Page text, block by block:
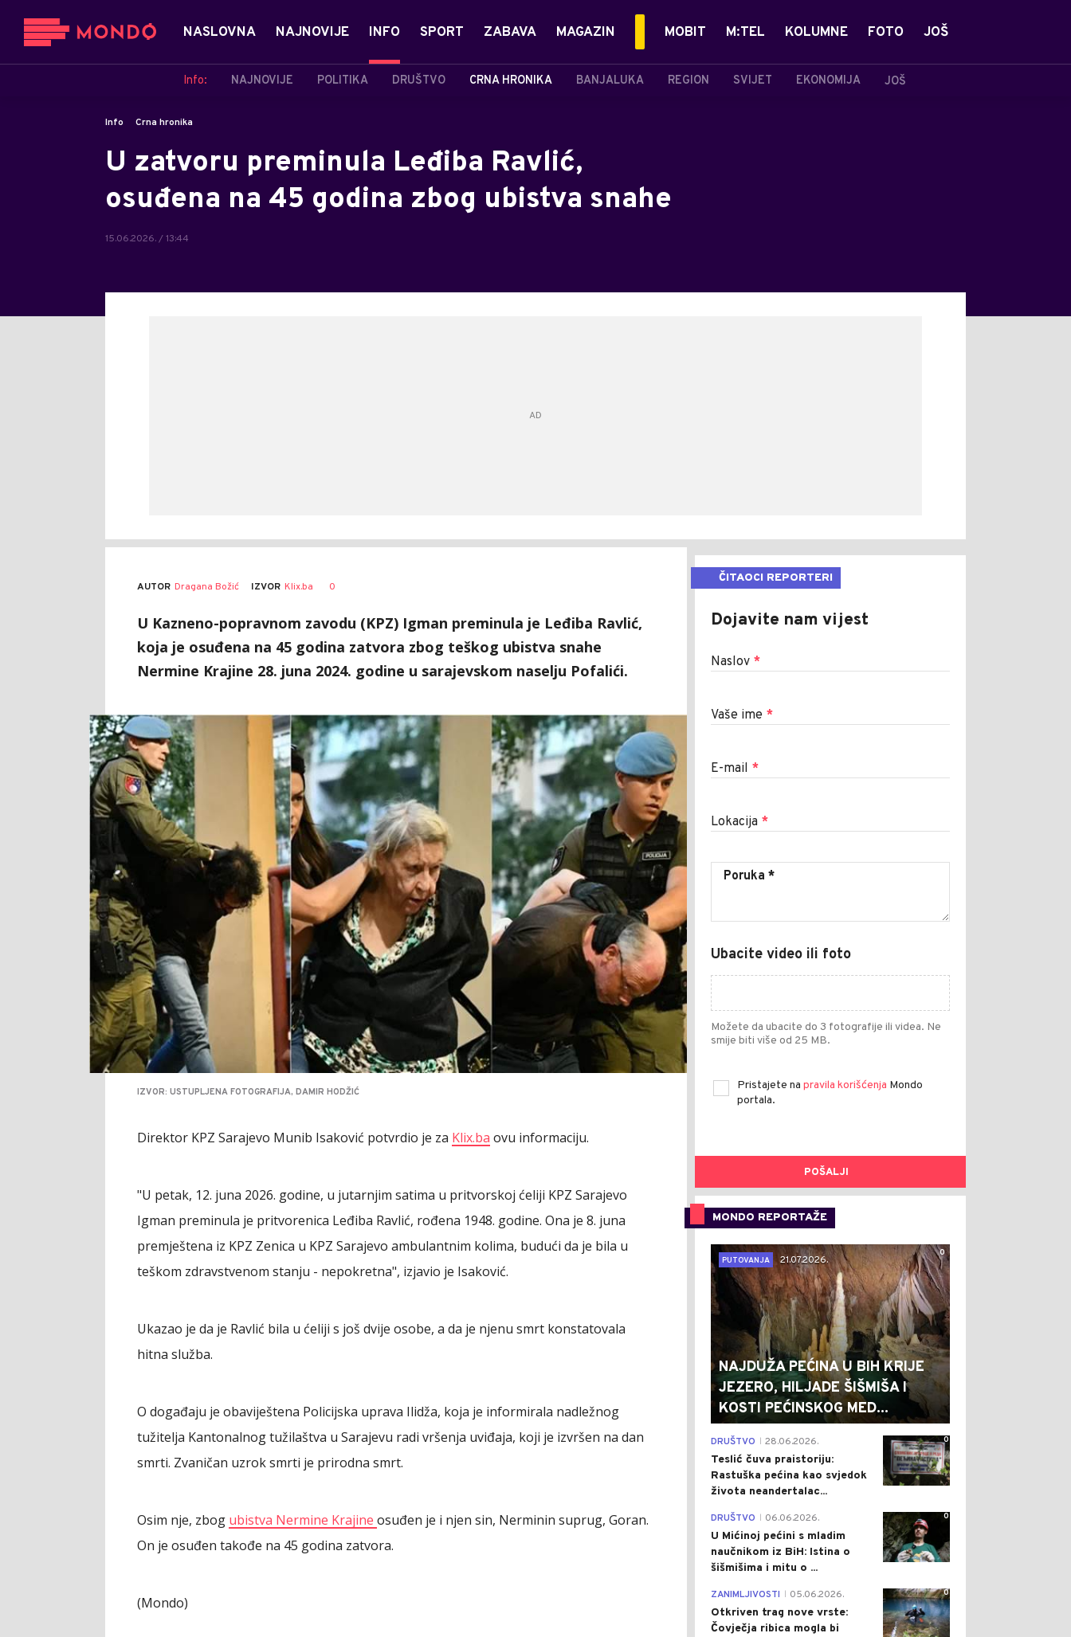
NASLOVNA NAJNOVIJE INFO
Info: NAJNOVIJE POLITIKA DRUŠTVO CRNA HRONIKA BANJALUKA REGION SVIJET EKONOMIJA JOŠ
SPORT ZABAVA MAGAZIN MOBIT M:TEL KOLUMNE FOTO JOŠ
Info Crna hronika
U zatvoru preminula Leđiba Ravlić,
osuđena na 45 godina zbog ubistva snahe
15.06.2026. / 13:44
AUTOR Dragana Božić IZVOR Klix.ba 0
U Kazneno-popravnom zavodu (KPZ) Igman preminula je Leđiba Ravlić,
koja je osuđena na 45 godina zatvora zbog teškog ubistva snahe
Nermine Krajine 28. juna 2024. godine u sarajevskom naselju Pofalići.
IZVOR: USTUPLJENA FOTOGRAFIJA, DAMIR HODŽIĆ
Direktor KPZ Sarajevo Munib Isaković potvrdio je za Klix.ba ovu informaciju.
"U petak, 12. juna 2026. godine, u jutarnjim satima u pritvorskoj ćeliji KPZ Sarajevo
Igman preminula je pritvorenica Leđiba Ravlić, rođena 1948. godine. Ona je 8. juna
premještena iz KPZ Zenica u KPZ Sarajevo ambulantnim kolima, budući da je bila u
teškom zdravstvenom stanju - nepokretna", izjavio je Isaković.
Ukazao je da je Ravlić bila u ćeliji s još dvije osobe, a da je njenu smrt konstatovala
hitna služba.
O događaju je obaviještena Policijska uprava Ilidža, koja je informirala nadležnog
tužitelja Kantonalnog tužilaštva u Sarajevu radi vršenja uviđaja, koji je izvršen na dan
smrti. Zvaničan uzrok smrti je prirodna smrt.
Osim nje, zbog ubistva Nermine Krajine osuđen je i njen sin, Nerminin suprug, Goran.
On je osuđen takođe na 45 godina zatvora.
(Mondo)
ČITAOCI REPORTERI
Dojavite nam vijest
Naslov *
Vaše ime *
E-mail *
Lokacija *
Ubacite video ili foto
Možete da ubacite do 3 fotografije ili videa. Ne
smije biti više od 25 MB.
Pristajete na pravila korišćenja Mondo
portala.
POŠALJI
MONDO REPORTAŽE
0
PUTOVANJA
21.07.2026.
NAJDUŽA PEĆINA U BIH KRIJE
JEZERO, HILJADE ŠIŠMIŠA I
KOSTI PEĆINSKOG MED...
0
DRUŠTVO 28.06.2026.
Teslić čuva praistoriju:
Rastuška pećina kao svjedok
života neandertalac...
0
DRUŠTVO 06.06.2026.
U Mićinoj pećini s mladim
naučnikom iz BiH: Istina o
šišmišima i mitu o ...
0
ZANIMLJIVOSTI 05.06.2026.
Otkriven trag nove vrste:
Čovječja ribica mogla bi